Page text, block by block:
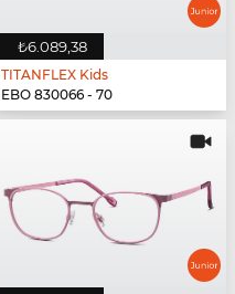
₺6.089,38
TITANFLEX Kids
EBO 830066 - 70